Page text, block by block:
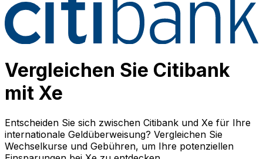
Vergleichen Sie Citibank
mit Xe
Entscheiden Sie sich zwischen Citibank und Xe für Ihre
internationale Geldüberweisung? Vergleichen Sie
Wechselkurse und Gebühren, um Ihre potenziellen